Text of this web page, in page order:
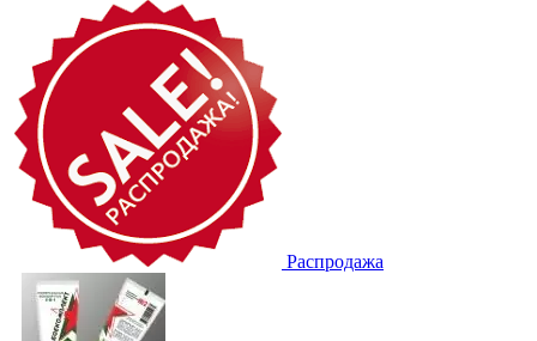
Распродажа